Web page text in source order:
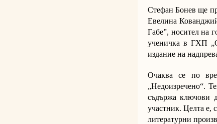
Стефан Бонев ще
Евелина
Габе”, носител на
ученичка в ГХП
издание на
Очаква се по
„Недоизречено“.
съдържа ключови
участник. Целта е,
литературни